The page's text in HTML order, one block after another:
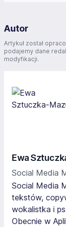
Autor
Artykuł został
podajemy dane
modyfikacji.
Ewa
Social Media
Social Media
tekstów,
wokalistka i
Obecnie w